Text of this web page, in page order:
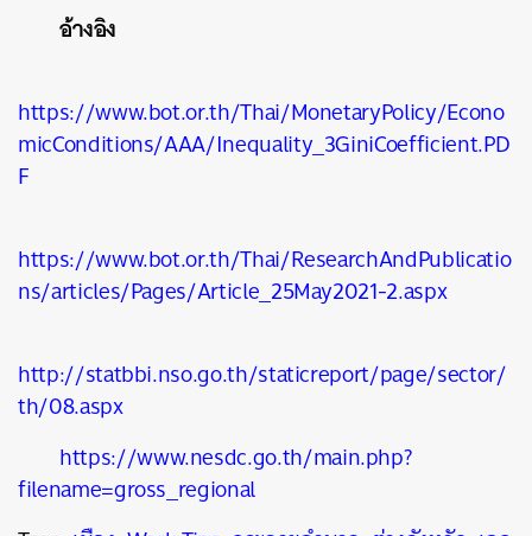
อ้างอิง
https://www.bot.or.th/Thai/MonetaryPolicy/Econo
micConditions/AAA/Inequality_3GiniCoefficient.PD
F
https://www.bot.or.th/Thai/ResearchAndPublicatio
ns/articles/Pages/Article_25May2021-2.aspx
http://statbbi.nso.go.th/staticreport/page/sector/
th/08.aspx
https://www.nesdc.go.th/main.php?
filename=gross_regional